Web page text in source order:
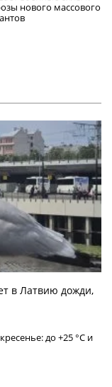
нового массового
в Латвию дожди,
до +25 °C и